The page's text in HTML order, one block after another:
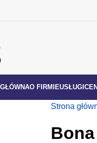
O FIRMIEUSŁUGI
Strona